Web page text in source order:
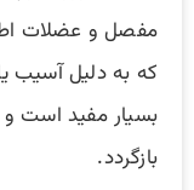
مفصل و عضلات
که به دلیل آسیب
بسیار مفید است
بازگردد.